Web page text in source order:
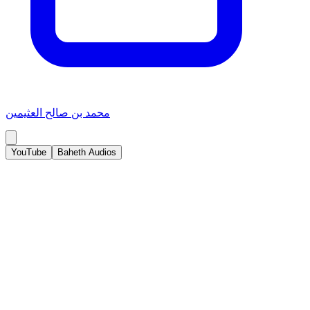
محمد بن صالح العثيمين
YouTube Baheth Audios